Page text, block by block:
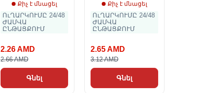
Քիչ է մնացել
ՈւՂԱՐԿՈՒՄԸ 24/48
ԺԱՄՎԱ
ԸՆԹԱՑՔՈՒՄ
2.26 AMD
2.66 AMD
Գնել
Քիչ է մնացել
ՈւՂԱՐԿՈՒՄԸ 24/48
ԺԱՄՎԱ
ԸՆԹԱՑՔՈՒՄ
2.65 AMD
3.12 AMD
Գնել